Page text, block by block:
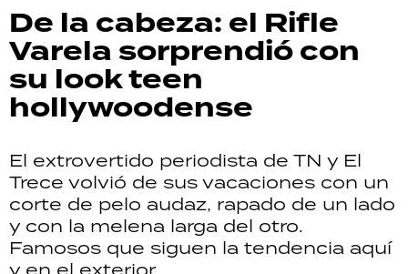
De la cabeza: el Rifle
Varela sorprendió con
su look teen
hollywoodense
El extrovertido periodista de TN y El
Trece volvió de sus vacaciones con un
corte de pelo audaz, rapado de un lado
y con la melena larga del otro.
Famosos que siguen la tendencia aquí
y en el exterior.
ACTUALIDAD
POLICIALES
ECONOMÍA
GRAN HERMANO
SALUD
DEPORTES